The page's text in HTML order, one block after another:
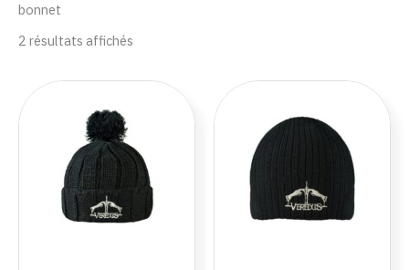
bonnet
2 résultats affichés